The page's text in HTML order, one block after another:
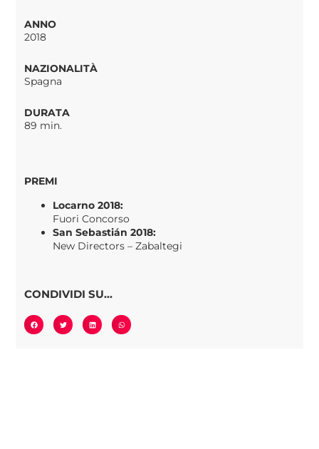
ANNO
2018
NAZIONALITÀ
Spagna
DURATA
89 min.
PREMI
Locarno 2018:
Fuori Concorso
San Sebastián 2018:
New Directors – Zabaltegi
CONDIVIDI SU...